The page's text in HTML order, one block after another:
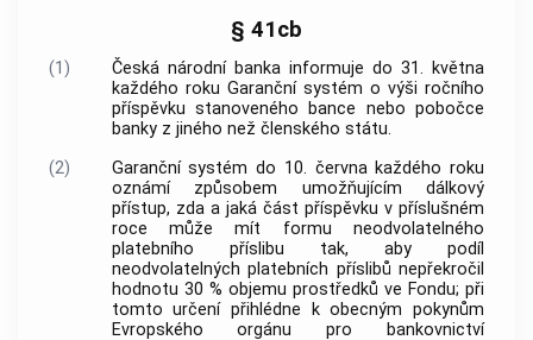
§ 41cb
(1)
Česká národní banka informuje do 31. května
každého roku Garanční systém o výši ročního
příspěvku stanoveného bance nebo pobočce
banky z jiného než členského státu.
(2)
Garanční systém do 10. června každého roku
oznámí způsobem umožňujícím dálkový
přístup, zda a jaká část příspěvku v příslušném
roce může mít formu neodvolatelného
platebního příslibu tak, aby podíl
neodvolatelných platebních příslibů nepřekročil
hodnotu 30 % objemu prostředků ve Fondu; při
tomto určení přihlédne k obecným pokynům
Evropského orgánu pro bankovnictví